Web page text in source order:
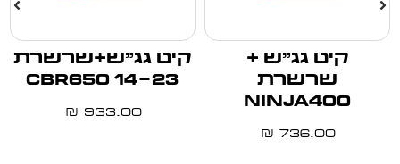
קיט גג"ש +
שרשרת
NINJA400
736.00
₪
קיט גג"ש+שרשרת
14-23 CBR650
933.00
₪